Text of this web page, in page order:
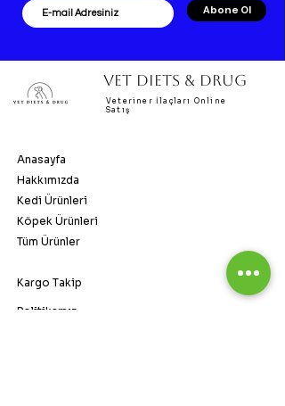
Abone Ol
VET DIETS & DRUG
Veteriner İlaçları Online
Satış
Kargo Takip
Politikamız
Anasayfa
Hakkımızda
Kedi Ürünleri
Köpek Ürünleri
Tüm Ürünler